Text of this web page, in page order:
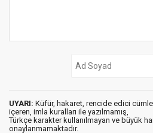
UYARI: Küfür, hakaret, rencide edici
içeren, imla kuralları ile yazılmamış,
Türkçe karakter kullanılmayan ve büyük
onaylanmamaktadır.